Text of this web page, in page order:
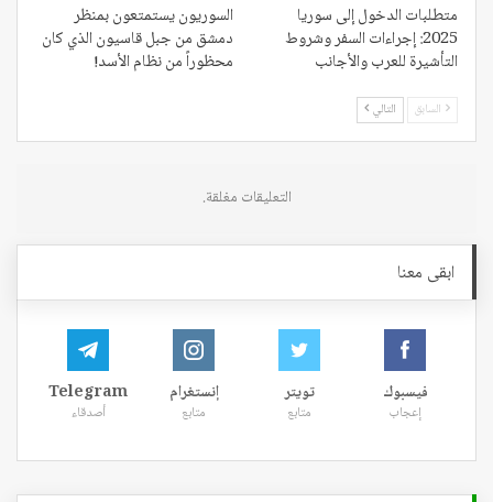
متطلبات الدخول إلى سوريا
2025: إجراءات السفر وشروط
التأشيرة للعرب والأجانب
السوريون يستمتعون بمنظر
دمشق من جبل قاسيون الذي كان
محظوراً من نظام الأسد!
السابق التالي
التعليقات مغلقة.
ابقى معنا
فيسبوك
إعجاب
تويتر
متابع
إنستغرام
متابع
Telegram
أصدقاء